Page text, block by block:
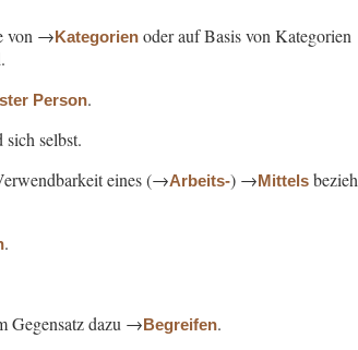
von →Kategorien oder auf Basis von Kategorien
Person.
selbst.
eines (→Arbeits-) →Mittels
.
Gegensatz dazu →Begreifen.